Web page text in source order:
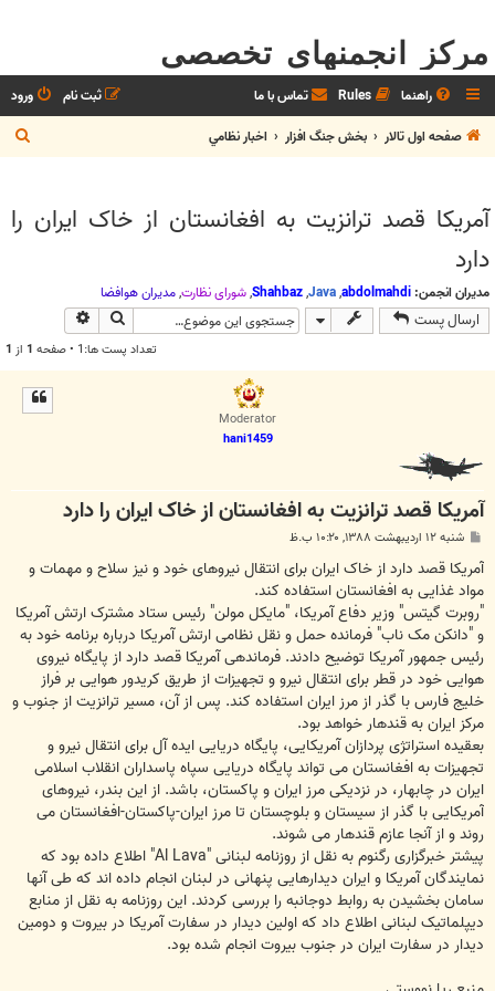
مرکز انجمنهای تخصصی
راهنما Rules تماس با ما ورود
ثبت نام
صفحه اول تالار
بخش جنگ افزار اخبار نظامي
س
آمریکا قصد ترانزیت به افغانستان از خاک ایران را
دارد
مدیران انجمن: abdolmahdi
,
Java
,
Shahbaz
,شوراي نظارت,مديران هوافضا
ارسال پست جستجو
تعداد پست ها:1 • صفحه 1 از 1
Moderator
hani1459
آمریکا قصد ترانزیت به افغانستان از خاک ایران را دارد
ت
شنبه ۱۲ اردیبهشت ۱۳۸۸, ۱۰:۲۰ ب.ظ
آمریکا قصد دارد از خاک ایران برای انتقال نیروهای خود و نیز سلاح و مهمات و
مواد غذایی به افغانستان استفاده کند.
"روبرت گیتس" وزیر دفاع آمریکا، "مایکل مولن" رئیس ستاد مشترک ارتش آمریکا
و "دانکن مک ناب" فرمانده حمل و نقل نظامی ارتش آمریکا درباره برنامه خود به
رئیس جمهور آمریکا توضیح دادند. فرماندهی آمریکا قصد دارد از پایگاه نیروی
هوایی خود در قطر برای انتقال نیرو و تجهیزات از طریق کریدور هوایی بر فراز
خلیج فارس با گذر از مرز ایران استفاده کند. پس از آن، مسیر ترانزیت از جنوب و
مرکز ایران به قندهار خواهد بود.
بعقیده استراتژی پردازان آمریکایی، پایگاه دریایی ایده آل برای انتقال نیرو و
تجهیزات به افغانستان می تواند پایگاه دریایی سپاه پاسداران انقلاب اسلامی
ایران در چابهار، در نزدیکی مرز ایران و پاکستان، باشد. از این بندر، نیروهای
آمریکایی با گذر از سیستان و بلوچستان تا مرز ایران-پاکستان-افغانستان می
روند و از آنجا عازم قندهار می شوند.
پیشتر خبرگزاری رگنوم به نقل از روزنامه لبنانی "Al Lava" اطلاع داده بود که
نمایندگان آمریکا و ایران دیدارهایی پنهانی در لبنان انجام داده اند که طی آنها
سامان بخشیدن به روابط دوجانبه را بررسی کردند. این روزنامه به نقل از منابع
دیپلماتیک لبنانی اطلاع داد که اولین دیدار در سفارت آمریکا در بیروت و دومین
دیدار در سفارت ایران در جنوب بیروت انجام شده بود.